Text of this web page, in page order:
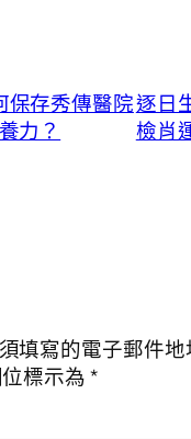
保存秀傳醫院
力？
逐日
檢肖
填寫的電子郵件地
標示為*